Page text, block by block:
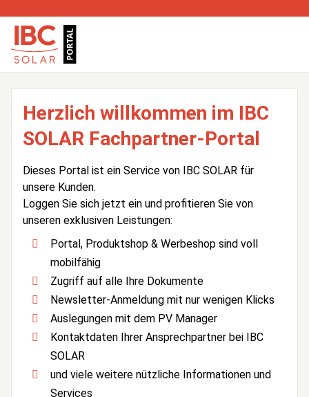
Herzlich willkommen im IBC
SOLAR Fachpartner-Portal
Dieses Portal ist ein Service von IBC SOLAR für
unsere Kunden.
Loggen Sie sich jetzt ein und profitieren Sie von
unseren exklusiven Leistungen:
Portal, Produktshop & Werbeshop sind voll
mobilfähig
Zugriff auf alle Ihre Dokumente
Newsletter-Anmeldung mit nur wenigen Klicks
Auslegungen mit dem PV Manager
Kontaktdaten Ihrer Ansprechpartner bei IBC
SOLAR
und viele weitere nützliche Informationen und
Services